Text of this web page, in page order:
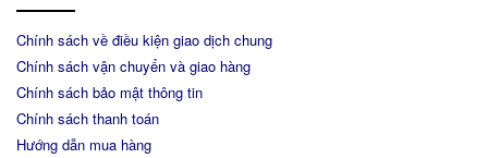
Chính sách về điều kiện giao dịch chung
Chính sách vận chuyển và giao hàng
Chính sách bảo mật thông tin
Chính sách thanh toán
Hướng dẫn mua hàng